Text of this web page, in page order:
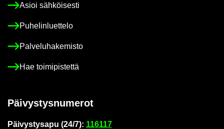
Asioi säh­köi­ses­ti
Pu­he­lin­luet­te­lo
Pal­ve­lu­ha­ke­mis­to
Hae toi­mi­pis­tet­tä
Päi­vys­tys­nu­me­rot
Päi­vys­tys­a­pu (24/7): 116117